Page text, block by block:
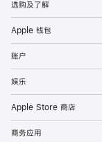
选购及了解
Apple 钱包
账户
娱乐
Apple Store 商店
商务应用